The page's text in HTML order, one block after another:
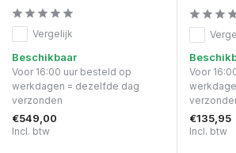
Vergelijk
Beschikbaar
Voor 16:00 uur besteld op
werkdagen = dezelfde dag
verzonden
€549,00
Incl. btw
Voor
€135,95
Incl. btw